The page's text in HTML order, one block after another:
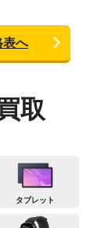
へ
取
タブレット